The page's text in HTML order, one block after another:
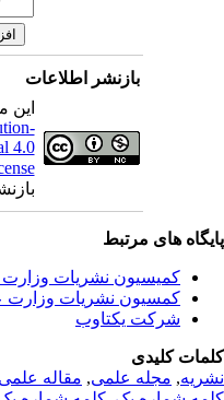
بازنشر اطلاعات
این
4.0
های مرتبط
کمیسیون نشریات وزارت
کمسیون نشریات وزارت
شرکت یکتاوب
کلیدی
,مجله علمی, مقاله علمی,